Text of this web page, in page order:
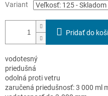
Variant
Pridať do
vodotesný
priedušná
odolná proti vetru
zaručená priedušnosť: 3 000 ml